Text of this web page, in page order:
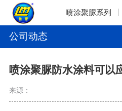
喷涂聚脲系列
公司动态
喷涂聚脲防水涂料可以
来源：